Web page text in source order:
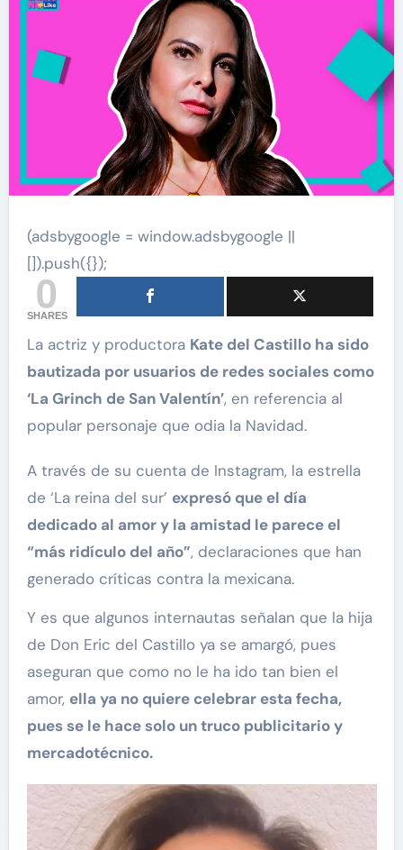
(adsbygoogle = window.adsbygoogle ||
[]).push({});
0
SHARES
La actriz y productora Kate del Castillo ha sido
bautizada por usuarios de redes sociales como
‘La Grinch de San Valentín’, en referencia al
popular personaje que odia la Navidad.
A través de su cuenta de Instagram, la estrella
de ‘La reina del sur’ expresó que el día
dedicado al amor y la amistad le parece el
“más ridículo del año”, declaraciones que han
generado críticas contra la mexicana.
Y es que algunos internautas señalan que la hija
de Don Eric del Castillo ya se amargó, pues
aseguran que como no le ha ido tan bien el
amor, ella ya no quiere celebrar esta fecha,
pues se le hace solo un truco publicitario y
mercadotécnico.